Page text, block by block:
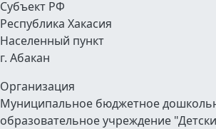
Субъект РФ
Республика Хакасия
Населенный пункт
г. Абакан
Организация
Муниципальное бюджетное
образовательное учреждение